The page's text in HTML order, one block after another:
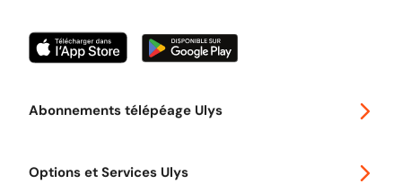
Abonnements télépéage Ulys
Options et Services Ulys